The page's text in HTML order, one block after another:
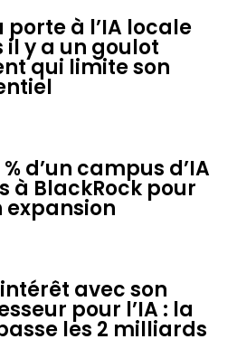
à l’IA locale
il y a un goulot
qui limite son
d’un campus d’IA
à BlackRock pour
expansion
avec son
pour l’IA : la
les 2 milliards